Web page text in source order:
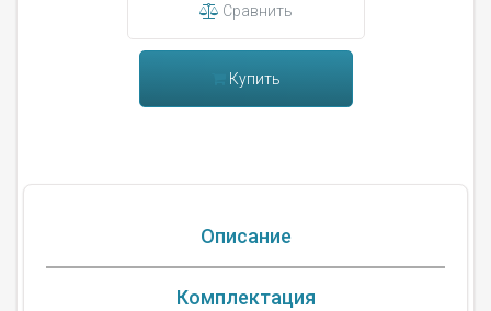
Сравнить
Купить
Описание
Комплектация